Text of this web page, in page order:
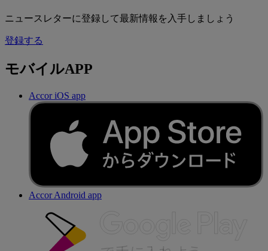
ニュースレターに登録して最新情報を入手しましょう
登録する
モバイルAPP
Accor iOS app
Accor Android app